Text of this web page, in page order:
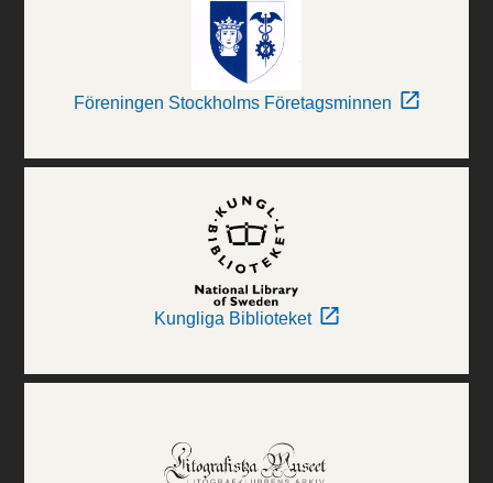
Föreningen Stockholms Företagsminnen
Kungliga Biblioteket